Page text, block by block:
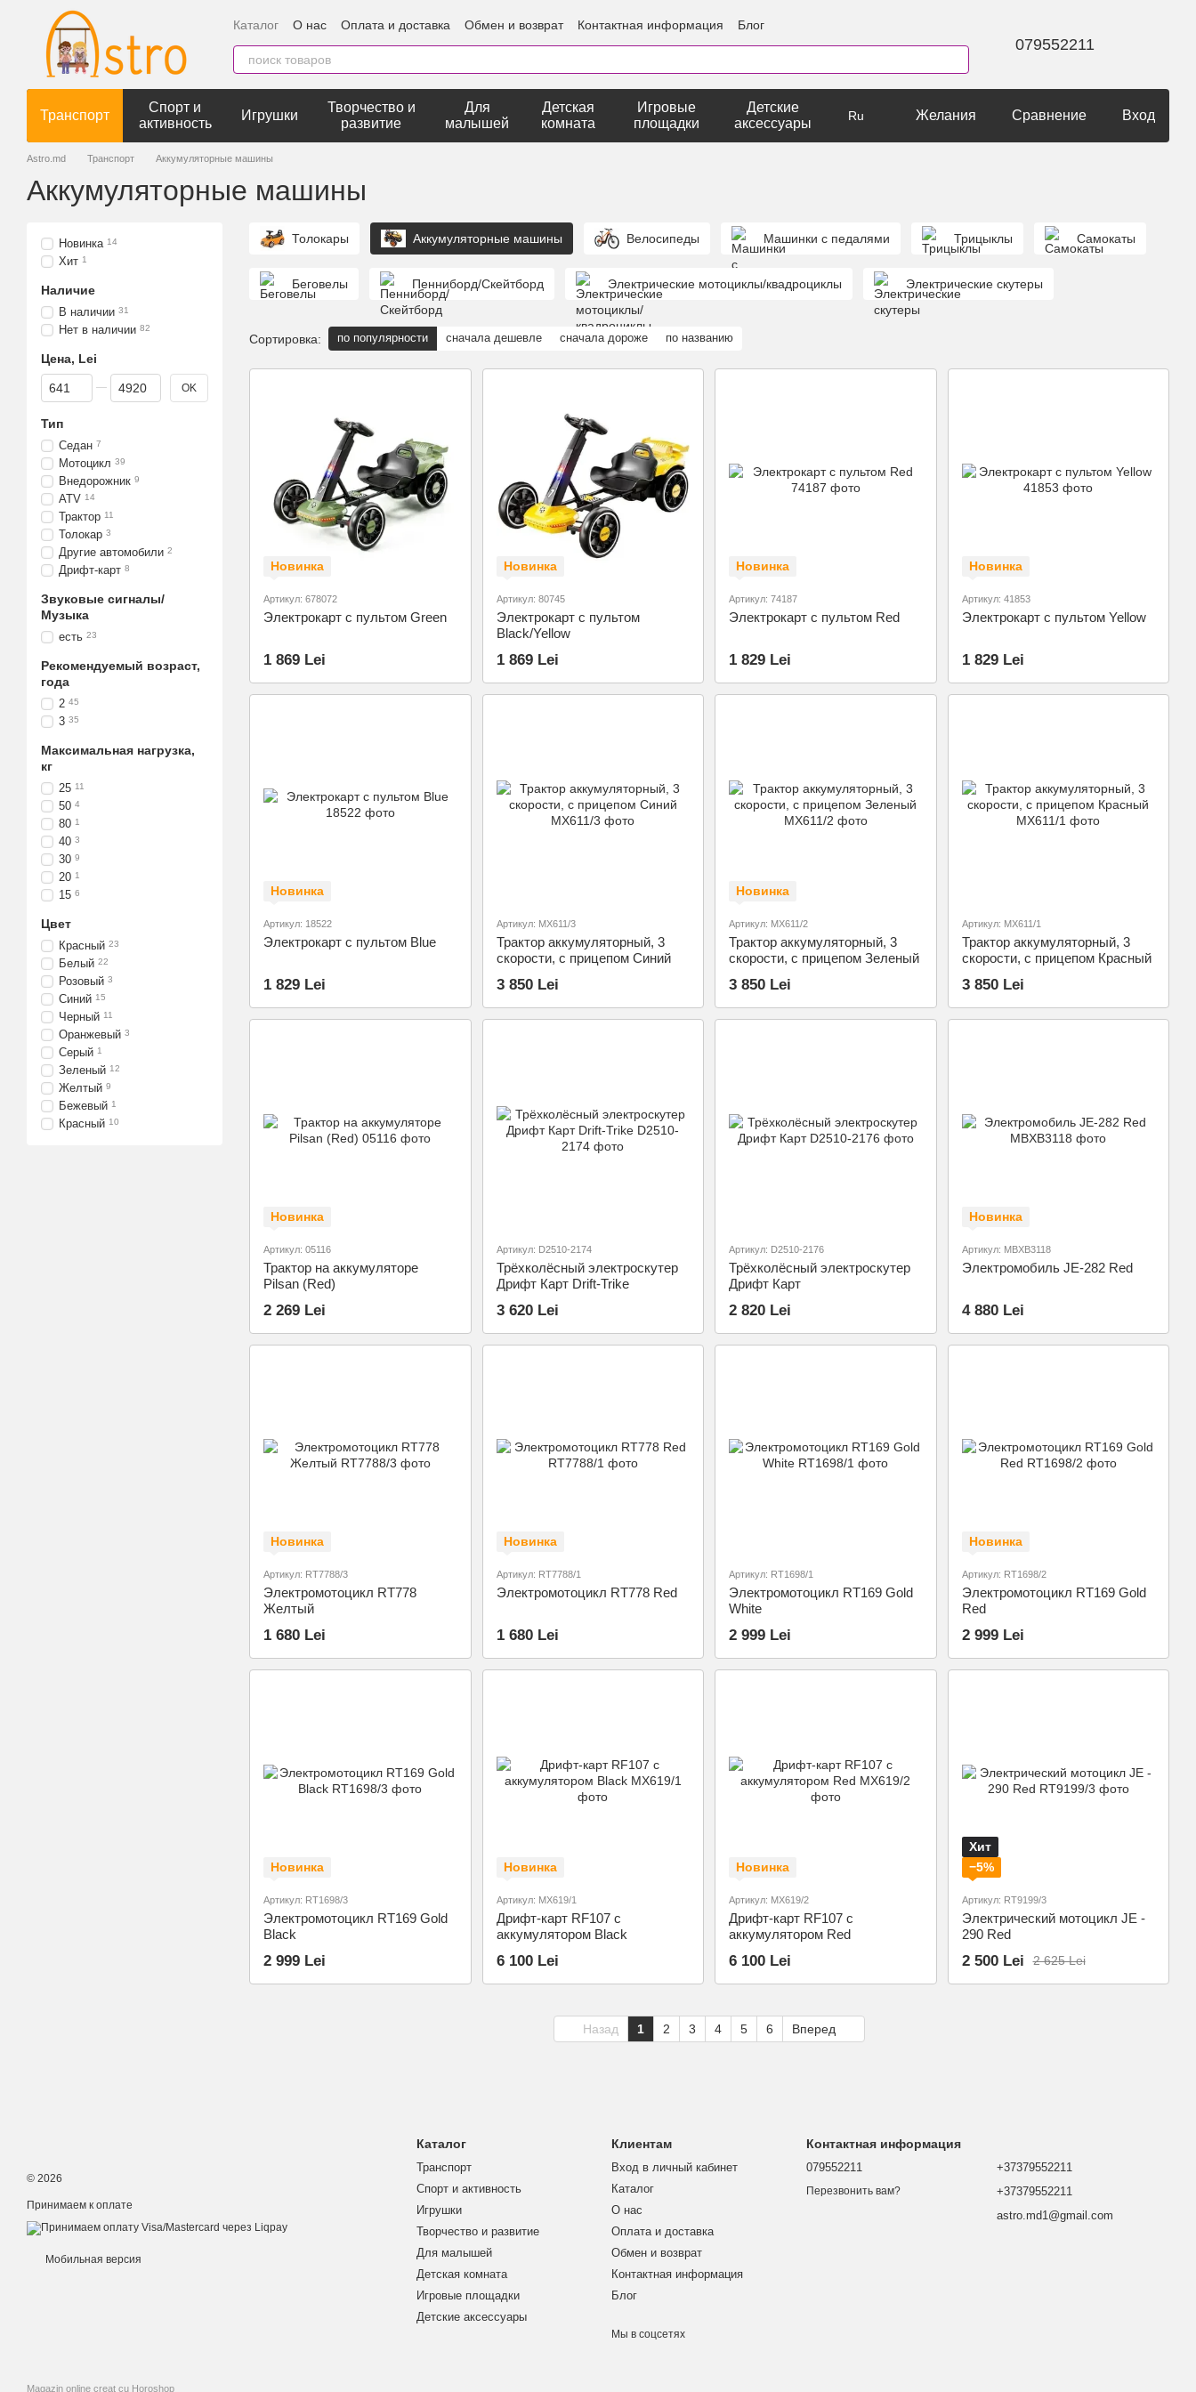
Перейти к основному контенту
Каталог О нас Оплата и доставка Обмен и возврат Контактная информация Блог
079552211
Транспорт
Спорт и
активность
Игрушки
Творчество и
развитие
Для
малышей
Детская
комната
Игровые
площадки
Детские
аксессуары
Ru Желания Сравнение Вход
Astro.md Транспорт Аккумуляторные машины
Аккумуляторные машины
Толокары Аккумуляторные машины Велосипеды Машинки с педалями Трицыклы Самокаты
Беговелы Пенниборд/Скейтборд Электрические мотоциклы/квадроциклы Электрические скутеры
Сортировка: по популярности сначала дешевле сначала дороже по названию
Новинка
Артикул: 678072
Электрокарт с пультом Green
1 869 Lei
Новинка
Артикул: 80745
Электрокарт с пультом
Black/Yellow
1 869 Lei
Новинка
Артикул: 74187
Электрокарт с пультом Red
1 829 Lei
Новинка
Артикул: 41853
Электрокарт с пультом Yellow
1 829 Lei
Новинка
Артикул: 18522
Электрокарт с пультом Blue
1 829 Lei
Артикул: MX611/3
Трактор аккумуляторный, 3
скорости, с прицепом Синий
3 850 Lei
Новинка
Артикул: MX611/2
Трактор аккумуляторный, 3
скорости, с прицепом Зеленый
3 850 Lei
Артикул: MX611/1
Трактор аккумуляторный, 3
скорости, с прицепом Красный
3 850 Lei
Новинка
Артикул: 05116
Трактор на аккумуляторе
Pilsan (Red)
2 269 Lei
Артикул: D2510-2174
Трёхколёсный электроскутер
Дрифт Карт Drift-Trike
3 620 Lei
Артикул: D2510-2176
Трёхколёсный электроскутер
Дрифт Карт
2 820 Lei
Новинка
Артикул: MBXB3118
Электромобиль JE-282 Red
4 880 Lei
Новинка
Артикул: RT7788/3
Электромотоцикл RT778
Желтый
1 680 Lei
Новинка
Артикул: RT7788/1
Электромотоцикл RT778 Red
1 680 Lei
Артикул: RT1698/1
Электромотоцикл RT169 Gold
White
2 999 Lei
Новинка
Артикул: RT1698/2
Электромотоцикл RT169 Gold
Red
2 999 Lei
Новинка
Артикул: RT1698/3
Электромотоцикл RT169 Gold
Black
2 999 Lei
Новинка
Артикул: MX619/1
Дрифт-карт RF107 с
аккумулятором Black
6 100 Lei
Новинка
Артикул: MX619/2
Дрифт-карт RF107 с
аккумулятором Red
6 100 Lei
Хит
−5%
Артикул: RT9199/3
Электрический мотоцикл JE -
290 Red
2 625 Lei
2 500 Lei
Назад 1 2 3 4 5 6 Вперед
Новинка 14
Хит 1
Наличие
В наличии 31
Нет в наличии 82
Цена, Lei
От Цена, Lei
До Цена, Lei OK
Тип
Седан 7
Мотоцикл 39
Внедорожник 9
ATV 14
Трактор 11
Толокар 3
Другие автомобили 2
Дрифт-карт 8
Звуковые сигналы/
Музыка
есть 23
Рекомендуемый возраст,
года
2 45
3 35
Максимальная нагрузка,
кг
25 11
50 4
80 1
40 3
30 9
20 1
15 6
Цвет
Красный 23
Белый 22
Розовый 3
Синий 15
Черный 11
Оранжевый 3
Серый 1
Зеленый 12
Желтый 9
Бежевый 1
Красный 10
© 2026
Принимаем к оплате
Мобильная версия
Magazin online creat cu Horoshop
Каталог
Транспорт
Спорт и активность
Игрушки
Творчество и развитие
Для малышей
Детская комната
Игровые площадки
Детские аксессуары
Клиентам
Вход в личный кабинет
Каталог
О нас
Оплата и доставка
Обмен и возврат
Контактная информация
Блог
Мы в соцсетях
Контактная информация
079552211
Перезвонить вам?
+37379552211
+37379552211
astro.md1@gmail.com